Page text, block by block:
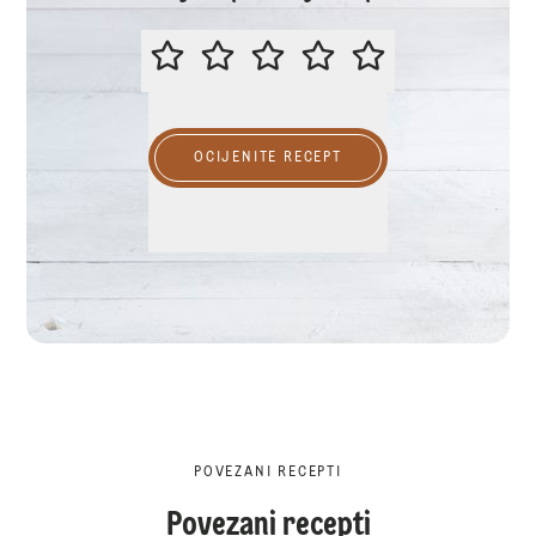
MOLIMO OCIJENITE OVAJ
OCIJENITE RECEPT
POVEZANI RECEPTI
Povezani recepti